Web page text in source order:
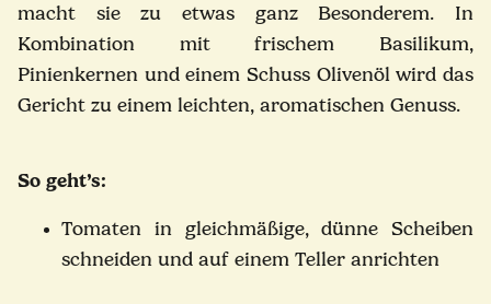
macht sie zu etwas ganz Besonderem. In
Kombination mit frischem Basilikum,
Pinienkernen und einem Schuss Olivenöl wird das
Gericht zu einem leichten, aromatischen Genuss.
So geht’s:
Tomaten in gleichmäßige, dünne Scheiben
schneiden und auf einem Teller anrichten